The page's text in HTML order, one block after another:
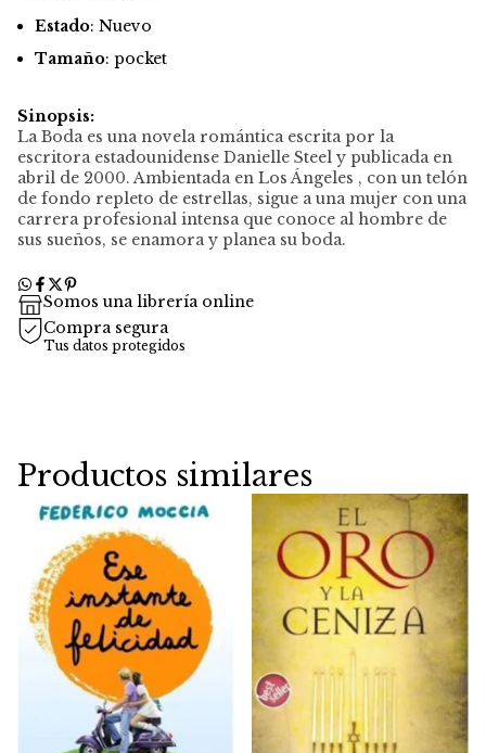
Estado: Nuevo
Tamaño: pocket
Sinopsis:
La Boda es una novela romántica escrita por la
escritora estadounidense Danielle Steel y publicada en
abril de 2000. Ambientada en Los Ángeles , con un telón
de fondo repleto de estrellas, sigue a una mujer con una
carrera profesional intensa que conoce al hombre de
sus sueños, se enamora y planea su boda.
Somos una librería online
Compra segura
Tus datos protegidos
Productos similares